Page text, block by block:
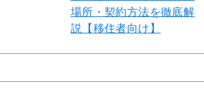
場所・契約方法を徹底解
説【移住者向け】